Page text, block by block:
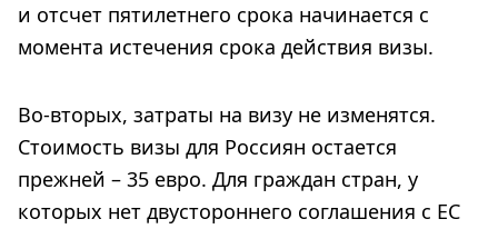
и отсчет пятилетнего срока начинается с
момента истечения срока действия визы.
Во-вторых, затраты на визу не изменятся.
Стоимость визы для Россиян остается
прежней – 35 евро. Для граждан стран, у
которых нет двустороннего соглашения с ЕС